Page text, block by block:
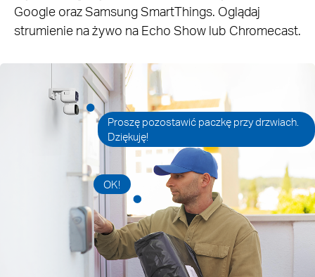
Google oraz Samsung SmartThings. Oglądaj
strumienie na żywo na Echo Show lub Chromecast.
Proszę pozostawić paczkę przy drzwiach.
Dziękuję!
OK!